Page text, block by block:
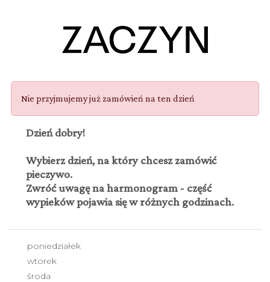
Nie przyjmujemy już zamówień na ten dzień
Dzień dobry!
Wybierz dzień, na który chcesz zamówić
pieczywo.
Zwróć uwagę na harmonogram - część
wypieków pojawia się w różnych godzinach.
poniedziałek
wtorek
środa